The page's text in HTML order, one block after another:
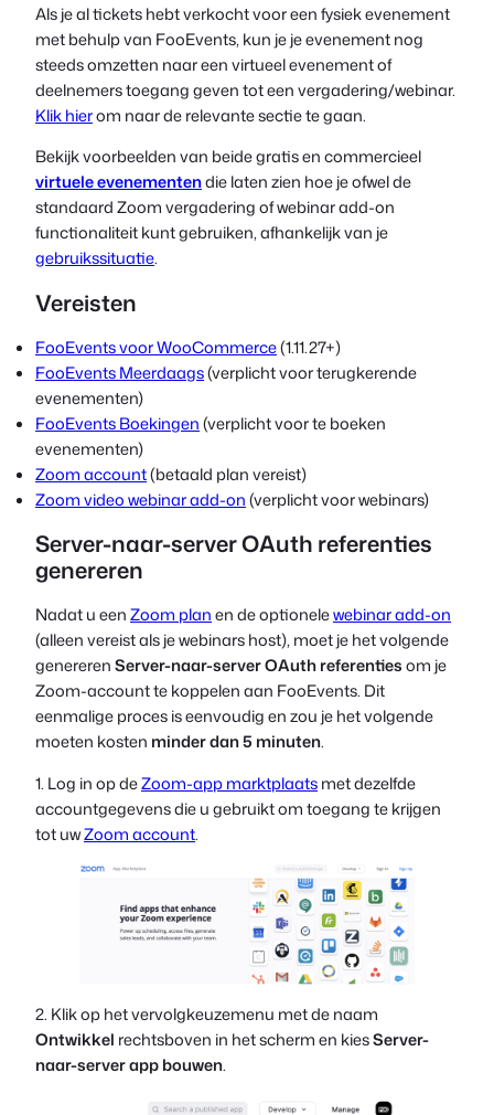
Als je al tickets hebt verkocht voor een fysiek evenement
met behulp van FooEvents, kun je je evenement nog
steeds omzetten naar een virtueel evenement of
deelnemers toegang geven tot een vergadering/webinar.
Klik hierom naar de relevante sectie te gaan.
Bekijk voorbeelden van beidegratisencommercieel
virtuele evenementendie laten zien hoe je ofwel de
standaard Zoom vergadering of webinar add-on
functionaliteit kunt gebruiken, afhankelijk van je
gebruikssituatie.
Vereisten
FooEvents voor WooCommerce(1.11.27+)
FooEvents Meerdaags(verplicht voor terugkerende
evenementen)
FooEvents Boekingen(verplicht voor te boeken
evenementen)
Zoom account(betaald plan vereist)
Zoom video webinar add-on(verplicht voor webinars)
Server-naar-server OAuth referenties
genereren
Nadat u eenZoom planen de optionelewebinar add-on
(alleen vereist als je webinars host), moet je het volgende
genererenServer-naar-server OAuth referentiesom je
Zoom-account te koppelen aan FooEvents. Dit
eenmalige proces is eenvoudig en zou je het volgende
moeten kosten minder dan 5 minuten.
1. Log in op deZoom-app marktplaatsmet dezelfde
accountgegevens die u gebruikt om toegang te krijgen
tot uwZoom account.
2. Klik op het vervolgkeuzemenu met de naam
Ontwikkel rechtsboven in het scherm en kiesServer-
naar-server app bouwen.